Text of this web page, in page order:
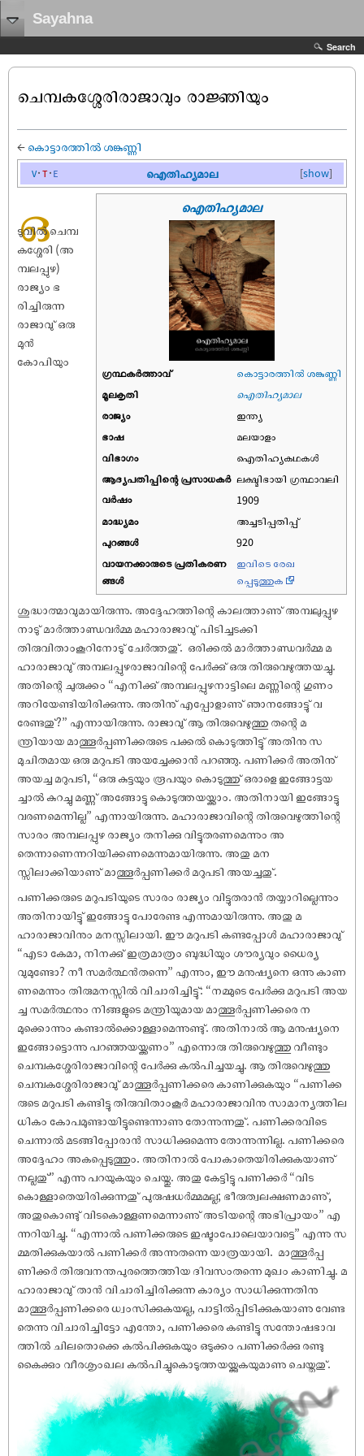
Sayahna
Search
ചെമ്പകശ്ശേരിരാജാവും രാജ്ഞിയും
← കൊട്ടാരത്തിൽ ശങ്കുണ്ണി
[show]
v t e ഐതിഹ്യമാല
ഐതിഹ്യമാല
ഗ്രന്ഥകർത്താവ്
കൊട്ടാരത്തിൽ ശങ്കുണ്ണി
മൂലകൃതി
ഐതിഹ്യമാല
രാജ്യം
ഇന്ത്യ
ഭാഷ
മലയാളം
വിഭാഗം
ഐതിഹ്യകഥകൾ
ആദ്യപതിപ്പിന്റെ പ്രസാധകര്‍ ലക്ഷ്മിഭായി ഗ്രന്ഥാവലി
വര്‍ഷം
1909
മാദ്ധ്യമം
അച്ചടിപ്പതിപ്പ്
പുറങ്ങള്‍
920
വായനക്കാരുടെ പ്രതികരണ
ങ്ങള്‍
ഇവിടെ രേഖ
പ്പെടുത്തുക
ഒ
ടുവിൽ ചെമ്പ
കശ്ശേരി (അ
മ്പലപ്പുഴ)
രാജ്യം ഭ
രിച്ചിരുന്ന
രാജാവു് ഒരു
മുൻ
കോപിയും
ശുദ്ധാത്മാവുമായിരുന്നു. അദ്ദേഹത്തിന്റെ കാലത്താണു് അമ്പലുപ്പുഴ
നാടു് മാർത്താണ്ഡവർമ്മ മഹാരാജാവു് പിടിച്ചടക്കി
തിരുവിതാംകൂറിനോടു് ചേർത്തതു്. ‌‌‌ ഒരിക്കൽ മാർത്താണ്ഡവർമ്മ മ
ഹാരാജാവു് അമ്പലപ്പുഴരാജാവിന്റെ പേർക്കു് ഒരു തിരുവെഴുത്തയച്ചു.
അതിന്റെ ചുരുക്കം “എനിക്കു് അമ്പലപ്പുഴനാട്ടിലെ മണ്ണിന്റെ ഗുണം
അറിയേണ്ടിയിരിക്കുന്നു. അതിനു് എപ്പോളാണു് ഞാനങ്ങോട്ടു് വ
രേണ്ടതു്?” എന്നായിരുന്നു. രാജാവു് ആ തിരുവെഴുത്തു തന്റെ മ
ന്ത്രിയായ മാത്തൂർപ്പണിക്കരുടെ പക്കൽ കൊടുത്തിട്ടു് അതിനു സ
മുചിതമായ ഒരു മറുപടി അയച്ചേക്കാൻ പറഞ്ഞു. പണിക്കർ അതിനു്
അയച്ച മറുപടി, “ഒരു കുട്ടയും രൂപയും കൊടുത്തു് ഒരാളെ ഇങ്ങോട്ടയ
ച്ചാൽ കുറച്ചു മണ്ണു് അങ്ങോട്ടു കൊടുത്തയയ്ക്കാം. അതിനായി ഇങ്ങോട്ടു
വരണമെന്നില്ല” എന്നായിരുന്നു. മഹാരാജാവിന്റെ തിരുവെഴുത്തിന്റെ
സാരം അമ്പലപ്പുഴ രാജ്യം തനിക്കു വിട്ടുതരണമെന്നും അ
തെന്നാണെന്നറിയിക്കണമെന്നുമായിരുന്നു. അതു മന
സ്സിലാക്കിയാണു് മാത്തൂർപ്പണിക്കർ മറുപടി അയച്ചതു്.
പണിക്കരുടെ മറുപടിയുടെ സാരം രാജ്യം വിട്ടുതരാൻ തയ്യാറില്ലെന്നും
അതിനായിട്ടു് ഇങ്ങോട്ടു പോരേണ്ട എന്നുമായിരുന്നു. അതു മ
ഹാരാജാവിനും മനസ്സിലായി. ഈ മറുപടി കണ്ടപ്പോൾ മഹാരാജാവു്
“എടാ കേമാ, നിനക്കു് ഇത്രമാത്രം ബുദ്ധിയും ശൗര്യവും ധൈര്യ
വുമുണ്ടോ? നീ സമർത്ഥൻതന്നെ” എന്നും, ഈ മനുഷ്യനെ ഒന്നു കാണ
ണമെന്നും തിരുമനസ്സിൽ വിചാരിച്ചിട്ടു്: “നമ്മുടെ പേർക്കു മറുപടി അയ
ച്ച സമർത്ഥനും നിങ്ങളുടെ മന്ത്രിയുമായ മാത്തൂർപ്പണിക്കരെ ന
മുക്കൊന്നും കണ്ടാൽക്കൊള്ളാമെന്നുണ്ടു്. അതിനാൽ ആ മനുഷ്യനെ
ഇങ്ങോട്ടൊന്നു പറഞ്ഞയയ്ക്കണം” എന്നൊരു തിരുവെഴുത്തു വീണ്ടും
ചെമ്പകശ്ശേരിരാജാവിന്റെ പേർക്കു കൽപിച്ചയച്ചു. ആ തിരുവെഴുത്തു
ചെമ്പകശ്ശേരിരാജാവു് മാത്തൂർപ്പണിക്കരെ കാണിക്കുകയും “പണിക്ക
രുടെ മറുപടി കണ്ടിട്ടു തിരുവിതാംകൂർ മഹാരാജാവിനു സാമാന്യത്തില
ധികം കോപമുണ്ടായിട്ടുണ്ടെന്നാണു തോന്നുന്നതു്. പണിക്കരവിടെ
ചെന്നാൽ മടങ്ങിപ്പോരാൻ സാധിക്കുമെന്നു തോന്നുന്നില്ല. പണിക്കരെ
അദ്ദേഹം അകപ്പെടുത്തും. അതിനാൽ പോകാതെയിരിക്കുകയാണു്
നല്ലതു്” എന്നു പറയുകയും ചെയ്തു. അതു കേട്ടിട്ടു പണിക്കർ “വിട
കൊള്ളാതെയിരിക്കുന്നതു് പുരുഷധർമ്മമല്ല; ഭീരുത്വലക്ഷണമാണു്,
അതുകൊണ്ടു് വിടകൊള്ളണമെന്നാണു് അടിയന്റെ അഭിപ്രായം” എ
ന്നറിയിച്ചു. “എന്നാൽ പണിക്കരുടെ ഇഷ്ടംപോലെയാവട്ടെ” എന്നു സ
മ്മതിക്കുകയാൽ പണിക്കർ അന്നുതന്നെ യാത്രയായി. ‌‌‌ മാത്തൂർപ്പ
ണിക്കർ തിരുവനന്തപുരത്തെത്തിയ ദിവസംതന്നെ മുഖം കാണിച്ചു. മ
ഹാരാജാവു് താൻ വിചാരിച്ചിരിക്കുന്ന കാര്യം സാധിക്കുന്നതിനു
മാത്തൂർപ്പണിക്കരെ ധ്വംസിക്കുകയല്ല, പാട്ടിൽപ്പിടിക്കുകയാണു വേണ്ട
തെന്നു വിചാരിച്ചിട്ടോ എന്തോ, പണിക്കരെ കണ്ടിട്ടു സന്തോഷഭാവ
ത്തിൽ ചിലതൊക്കെ കൽപിക്കുകയും ഒടുക്കം പണിക്കർക്കു രണ്ടു
കൈക്കും വീരശൃംഖല കൽപിച്ചുകൊടുത്തയയ്ക്കുകയുമാണു ചെയ്തതു്.